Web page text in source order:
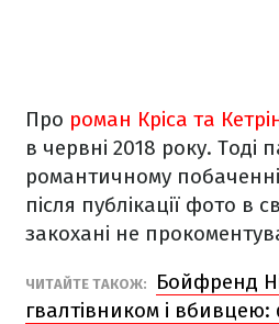
Про роман Кріса та
в червні 2018 року. Тоді
романтичному
після публікації фото в
закохані не
ЧИТАЙТЕ ТАКОЖ:
Бойфренд
гвалтівником і вбивцею: